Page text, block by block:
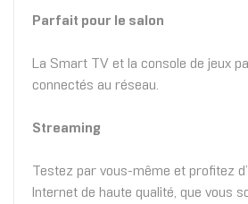
Parfait pour le salon
La Smart TV et la console de jeux
connectés au réseau.
Streaming
Testez par vous-même et profitez
Internet de haute qualité, que vous